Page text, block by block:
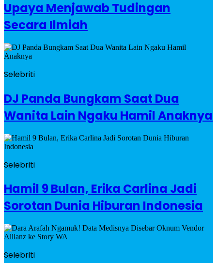
Upaya Menjawab Tudingan
Secara Ilmiah
Selebriti
DJ Panda Bungkam Saat Dua
Wanita Lain Ngaku Hamil Anaknya
Selebriti
Hamil 9 Bulan, Erika Carlina Jadi
Sorotan Dunia Hiburan Indonesia
Selebriti